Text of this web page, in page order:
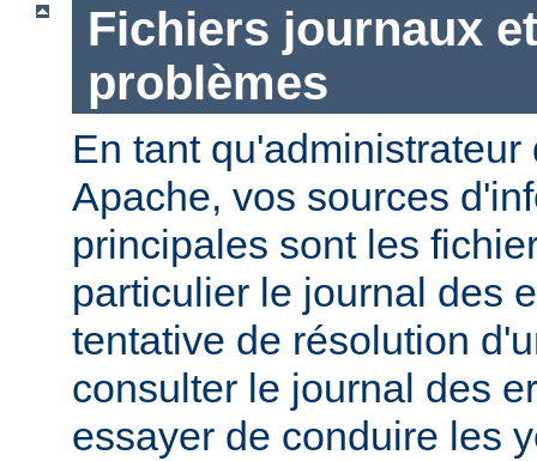
Fichiers journaux
problèmes
En tant
Apache, vos sources
principales sont les
particulier le journal des
tentative de résolution
consulter le journal des
essayer de conduire les